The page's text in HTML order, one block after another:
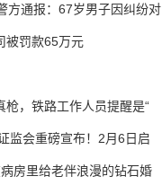
方通报：67岁男子因纠纷对
被罚款65万元
，铁路工作人员提醒是“
监会重磅宣布！2月6日启
房里给老伴浪漫的钻石婚